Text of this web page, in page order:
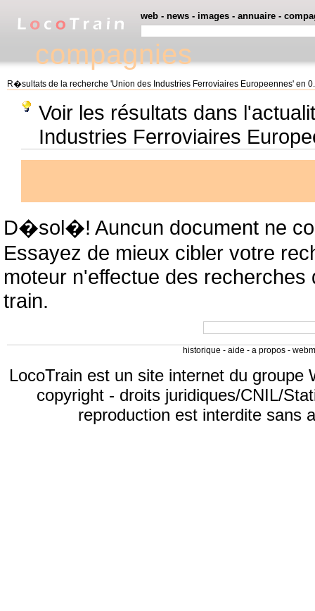
compagnies
web - news - images - annuaire -
R�sultats de la recherche 'Union des Industries Ferroviaires Europeennes' en
Voir les résultats dans
Industries Ferroviaires
D�sol�! Auncun document ne
Essayez de mieux cibler votre
moteur n'effectue des recherches
train.
historique - aide - a propos-
LocoTrain est un site internet du groupe
copyright- droits juridiques/CNIL/
reproduction est interdite sans